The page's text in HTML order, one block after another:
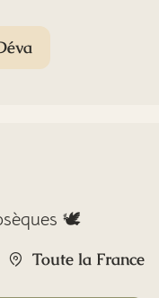
🕊️
Toute la France